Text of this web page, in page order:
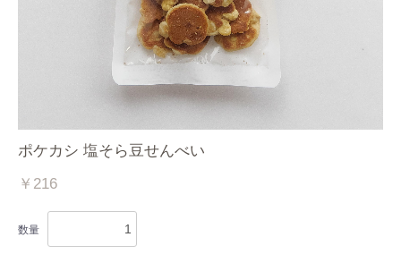
ポケカシ 塩そら豆せんべい
￥216
数量